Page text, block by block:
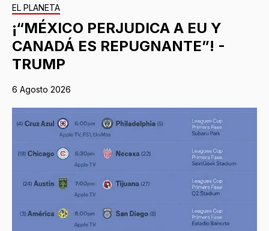
EL PLANETA
¡“MÉXICO PERJUDICA A EU Y
CANADÁ ES REPUGNANTE”! -
TRUMP
6 Agosto 2026